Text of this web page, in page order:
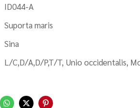
ID044-A
Suporta maris
Sina
L/C,D/A,D/P,T/T, Unio occidentalis,